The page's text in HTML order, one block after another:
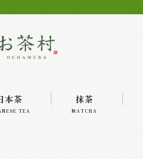
本茶
TEA
抹茶
MATCHA